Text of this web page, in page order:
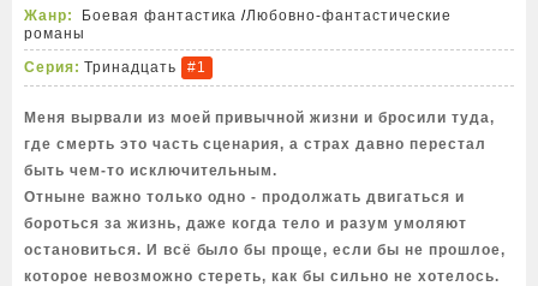
Жанр: Боевая фантастика /Любовно-фантастические
романы
Серия: Тринадцать #1
Меня вырвали из моей привычной жизни и бросили туда,
где смерть это часть сценария, а страх давно перестал
быть чем-то исключительным.
Отныне важно только одно - продолжать двигаться и
бороться за жизнь, даже когда тело и разум умоляют
остановиться. И всё было бы проще, если бы не прошлое,
которое невозможно стереть, как бы сильно не хотелось.